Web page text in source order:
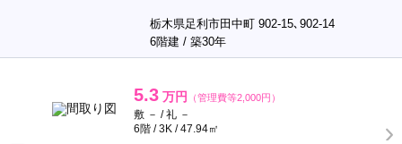
栃木県足利市田中町 902-15､902-14
6階建 / 築30年
5.3 万円 （管理費等2,000円）
敷 － / 礼 －
6階 / 3K / 47.94㎡